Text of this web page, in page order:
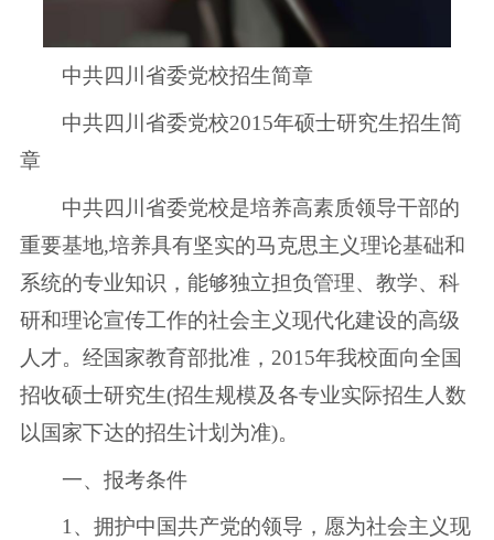
中共四川省委党校招生简章
中共四川省委党校2015年硕士研究生招生简
章
中共四川省委党校是培养高素质领导干部的
重要基地,培养具有坚实的马克思主义理论基础和
系统的专业知识，能够独立担负管理、教学、科
研和理论宣传工作的社会主义现代化建设的高级
人才。经国家教育部批准，2015年我校面向全国
招收硕士研究生(招生规模及各专业实际招生人数
以国家下达的招生计划为准)。
一、报考条件
1、拥护中国共产党的领导，愿为社会主义现